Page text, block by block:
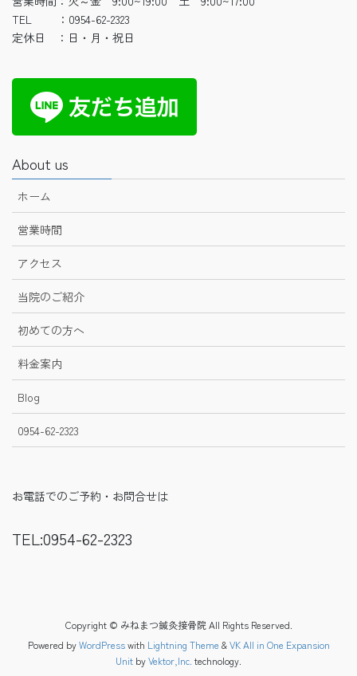
TEL ：0954-62-2323
定休日 ：日・月・祝日
About us
ホーム
営業時間
アクセス
当院のご紹介
初めての方へ
料金案内
Blog
0954-62-2323
お電話でのご予約・お問合せは
TEL:0954-62-2323
Copyright © みねまつ鍼灸接骨院 All Rights Reserved.
Powered byWordPresswith Lightning Theme &VK All in One Expansion
Unit byVektor,Inc. technology.